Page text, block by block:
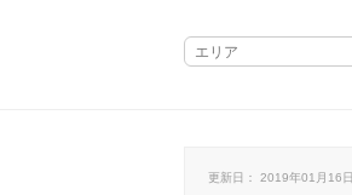
更新日： 2019年01月16日